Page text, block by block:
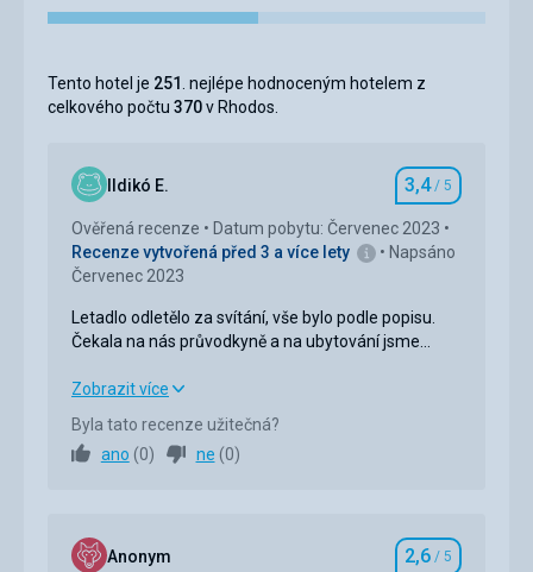
Tento hotel je 251 . nejlépe hodnoceným hotelem z
celkového počtu 370v Rhodos.
Ildikó E. Hodnocení
3,4/ 5
Ověřená recenze
Datum pobytu: Červenec 2023
Recenze vytvořená před 3 a více lety
Napsáno
Červenec 2023
Letadlo odletělo za svítání, vše bylo podle popisu.
Čekala na nás průvodkyně a na ubytování jsme
obsazen v 15 hodin. Nemuseli jsme čekat hodinu a
dokonale.
Letadlo odletělo za svítání, vše bylo podle popisu.
autobusem dorazili kolem 9. Pokoj mohl být
obsazen v 15 hodin. Nemuseli jsme čekat hodinu a
Strava 3,0/ 5
Zobrazit více
Byla tato recenze užitečná?
ano (0) ne (0)
Anonym Hodnocení
2,6 / 5